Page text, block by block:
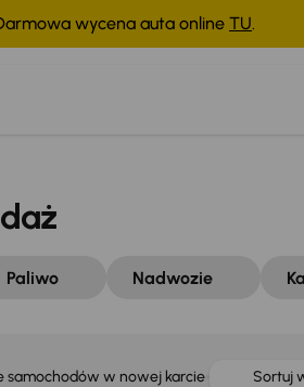
wycena auta online TU.
Paliwo Nadwozie
samochodów w nowej karcie Sortuj